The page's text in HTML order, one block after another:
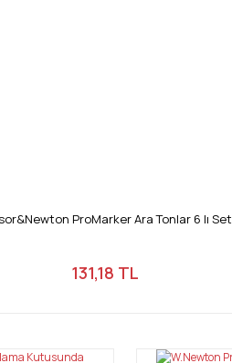
ProMarker Ara Tonlar 6 lı Set
131,18 TL